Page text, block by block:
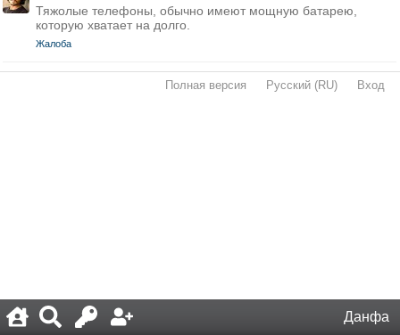
Данфа
Тяжолые телефоны, обычно имеют мощную батарею,
которую хватает на долго.
Жалоба
Полная версия Русский (RU) Вход